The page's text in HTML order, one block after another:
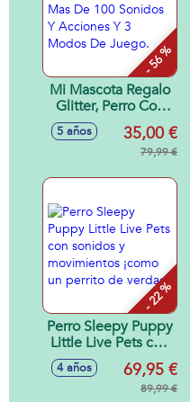
- 56 %
Mi Mascota Regalo
Glitter, Perro Con
Mas De 100
Sonidos Y Acciones
Y 3 Modos De
5 años 35,00 €
79,99 €
- 22 %
Perro Sleepy Puppy
Little Live Pets con
sonidos y
movimientos ¡como
un perrito de
4 años 69,95 €
89,99 €